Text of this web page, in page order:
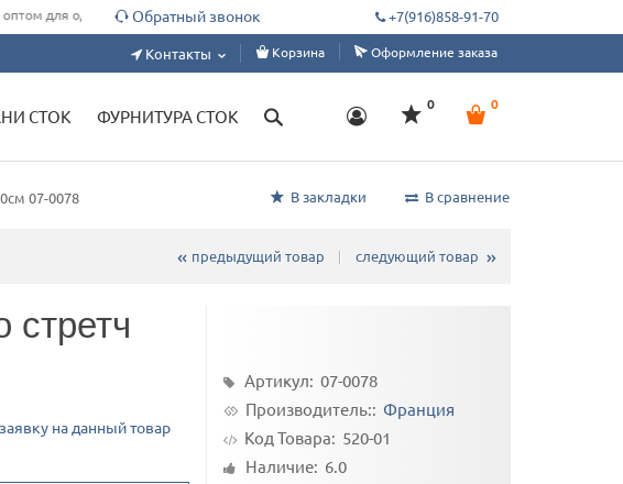
для одежды швейным цехам, дизайнерам, ателье. Склад от 1 м, под заказ от 50 метров.
Обратный звонок +7(916)858-91-70
Контакты Корзина Оформление заказа
СТОК ФУРНИТУРА СТОК
0 0
07-0078 В закладки В сравнение
предыдущий товар следующий товар
стретч
на данный товар
Артикул: 07-0078
Производитель:: Франция
Код Товара: 520-01
Наличие: 6.0